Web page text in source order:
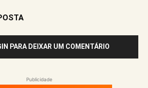
PARA DEIXAR UM COMENTÁRIO
Publicidade